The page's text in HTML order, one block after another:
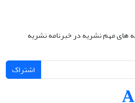
های مهم نشریه در خبرنامه نشریه
اشتراک